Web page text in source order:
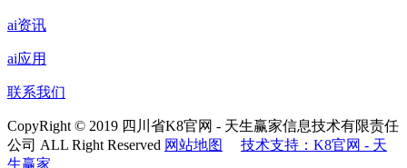
ai资讯
ai应用
联系我们
CopyRight © 2019 四川省K8官网 - 天生赢家信息技术有限责任
公司 ALL Right Reserved 网站地图
技术支持：K8官网 - 天
生赢家